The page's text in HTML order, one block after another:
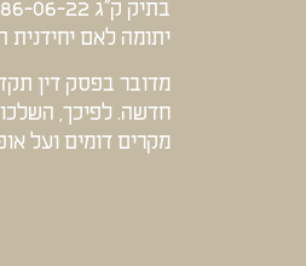
יתומה לאם יחידנית
מדובר בפסק דין
חדשה. לפיכך,
מקרים דומים ועל